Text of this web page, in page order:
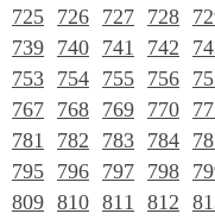
725 726 727 728
739 740 741 742
753 754 755 756
767 768 769 770
781 782 783 784
795 796 797 798
809 810 811 812